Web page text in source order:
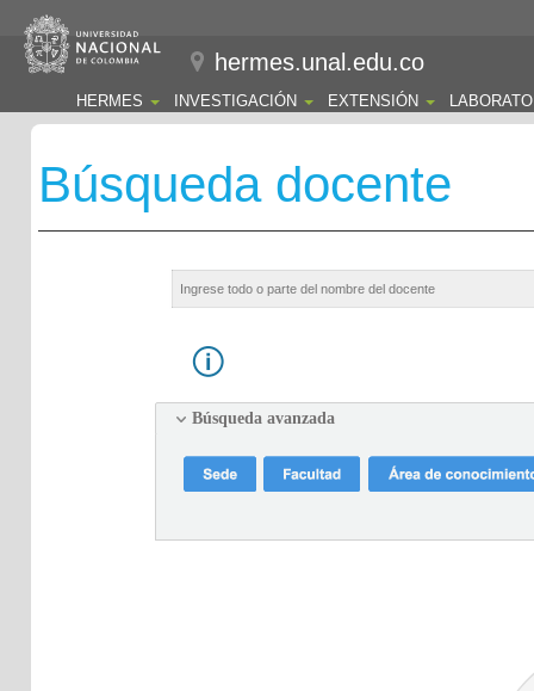
hermes.unal.edu.co
HERMES INVESTIGACIÓN EXTENSIÓN
Búsqueda docente
Búsqueda avanzada